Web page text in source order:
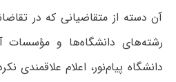
آن دسته از متقاضیانی که در
رشته‌های دانشگاه‌ها و مؤسسات
دانشگاه پیام‌نور، اعلام علاقمندی